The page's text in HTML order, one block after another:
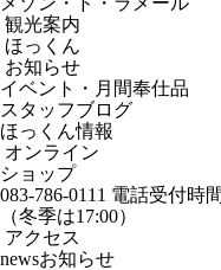
観光案内
ほっくん
お知らせ
イベント・月間奉仕品
スタッフブログ
ほっくん情報
オンライン
ショップ
083-786-0111 電話受付時
（冬季は17:00）
アクセス
newsお知らせ